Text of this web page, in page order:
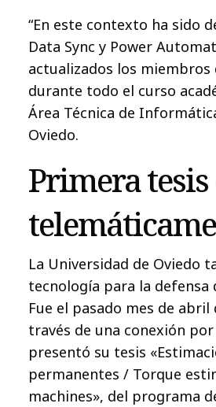
“En este contexto ha sido
Data Sync y Power
actualizados los
durante todo el curso
Área Técnica de
Oviedo.
Primera
La Universidad de Oviedo
tecnología para la
Fue el pasado mes de
través de una conexión
presentó su tesis
permanentes / Torque
machines», del programa